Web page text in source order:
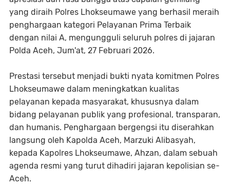
yang diraih Polres Lhokseumawe yang berhasil meraih
penghargaan kategori Pelayanan Prima Terbaik
dengan nilai A, mengungguli seluruh polres di jajaran
Polda Aceh, Jum'at, 27 Februari 2026.
Prestasi tersebut menjadi bukti nyata komitmen Polres
Lhokseumawe dalam meningkatkan kualitas
pelayanan kepada masyarakat, khususnya dalam
bidang pelayanan publik yang profesional, transparan,
dan humanis. Penghargaan bergengsi itu diserahkan
langsung oleh Kapolda Aceh, Marzuki Alibasyah,
kepada Kapolres Lhokseumawe, Ahzan, dalam sebuah
agenda resmi yang turut dihadiri jajaran kepolisian se-
Aceh.